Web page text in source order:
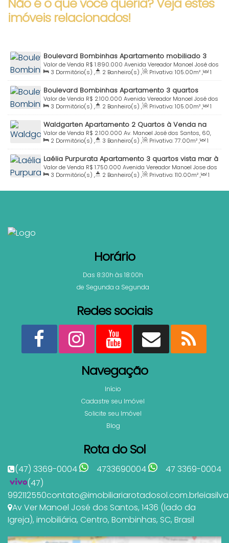
Não é o que você queria? Veja estes
imóveis relacionados!
Boulevard Bombinhas Apartamento mobiliado 3
quartos à venda Praia Bombinhas
R$ 1.890.000
Valor de Venda
Avenida Vereador Manoel José dos
Santos, 551, 88215-000, Centro, Bombinhas, Santa Catarina,
Brasil
3 Dormitório(s) , 2 Banheiro(s) , Privativo:105.00m²,
1
Sala(s) , 1 Suíte(s), Total:145.00m² , 1 Vaga(s) ,
Útil:
105.00~ 105.03m²
Boulevard Bombinhas Apartamento 3 quartos
mobiliado à venda Praia Centro Bombinhas SC
R$ 2.100.000
Valor de Venda
Avenida Vereador Manoel José dos
Santos, 551, 88215-000, Centro, Bombinhas, Santa Catarina,
Brasil
3 Dormitório(s) , 2 Banheiro(s) , Privativo:105.00m²,
1
Sala(s) , 1 Suíte(s), Total:120.00m² , 2 Vaga(s) ,
Útil:
105.00m²
Waldgarten Apartamento 2 Quartos à Venda na
Praia Centro Bombinhas Sc
R$ 2.100.000
Valor de Venda
Av. Manoel José dos Santos, 60,
Apto. 404 - Bloco a, 88215-000, Centro, Bombinhas, Santa
Catarina, Brasil
2 Dormitório(s) , 3 Banheiro(s) , Privativo:77.00m²,
1
Sala(s) , 2 Suíte(s), Total:97.00m² , 2 Vaga(s) , 80m
Distância do Mar, Útil:77.00m²
Laélia Purpurata Apartamento 3 quartos vista mar à
venda Praia Centro Bombinhas SC
R$ 1.750.000
Valor de Venda
Avenida Vereador Manoel Jose dos
Santos, 300, 88215-000, Centro, Bombinhas, Santa Catarina,
3 Dormitório(s) , 2 Banheiro(s) , Privativo:110.00m²,
1
110.00m²
Horário
Das 8:30h às 18:00h
de Segunda a Segunda
Redes sociais
Navegação
Início
Cadastre seu Imóvel
Solicite seu Imóvel
Blog
Rota do Sol
(47) 3369-0004 4733690004
47 3369-0004
(47)
992112550contato@imobiliariarotadosol.com.br
Av Ver Manoel José dos Santos, 1436 (lado da
Igreja), imobiliária, Centro, Bombinhas, SC, Brasil